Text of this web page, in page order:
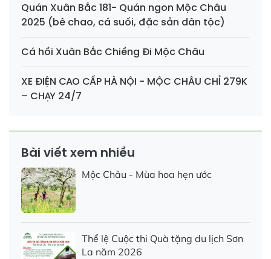
Quán Xuân Bắc 181- Quán ngon Mộc Châu
2025 (bê chao, cá suối, đặc sản dân tộc)
Cá hồi Xuân Bắc Chiềng Đi Mộc Châu
XE ĐIỆN CAO CẤP HÀ NỘI - MỘC CHÂU CHỈ 279K
– CHẠY 24/7
Bài viết xem nhiều
Mộc Châu - Mùa hoa hẹn ước
Thể lệ Cuộc thi Quà tặng du lịch Sơn
La năm 2026